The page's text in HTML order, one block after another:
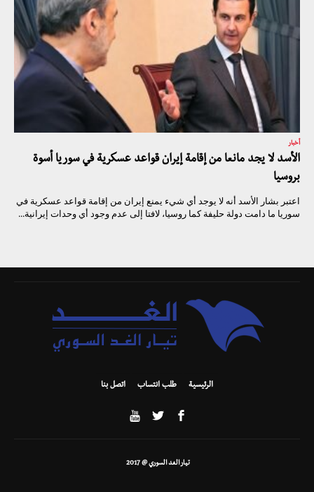
أخبار
الأسد لا يجد مانعا من إقامة إيران قواعد عسكرية في سوريا أسوة
بروسيا
اعتبر بشار الأسد أنه لا يوجد أي شيء يمنع إيران من إقامة قواعد عسكرية في
سوريا ما دامت دولة حليفة كما روسيا، لافتا إلى عدم وجود أي وحدات إيرانية...
الرئيسية طلب انتساب اتصل بنا
تيار الغد السوري @ 2017